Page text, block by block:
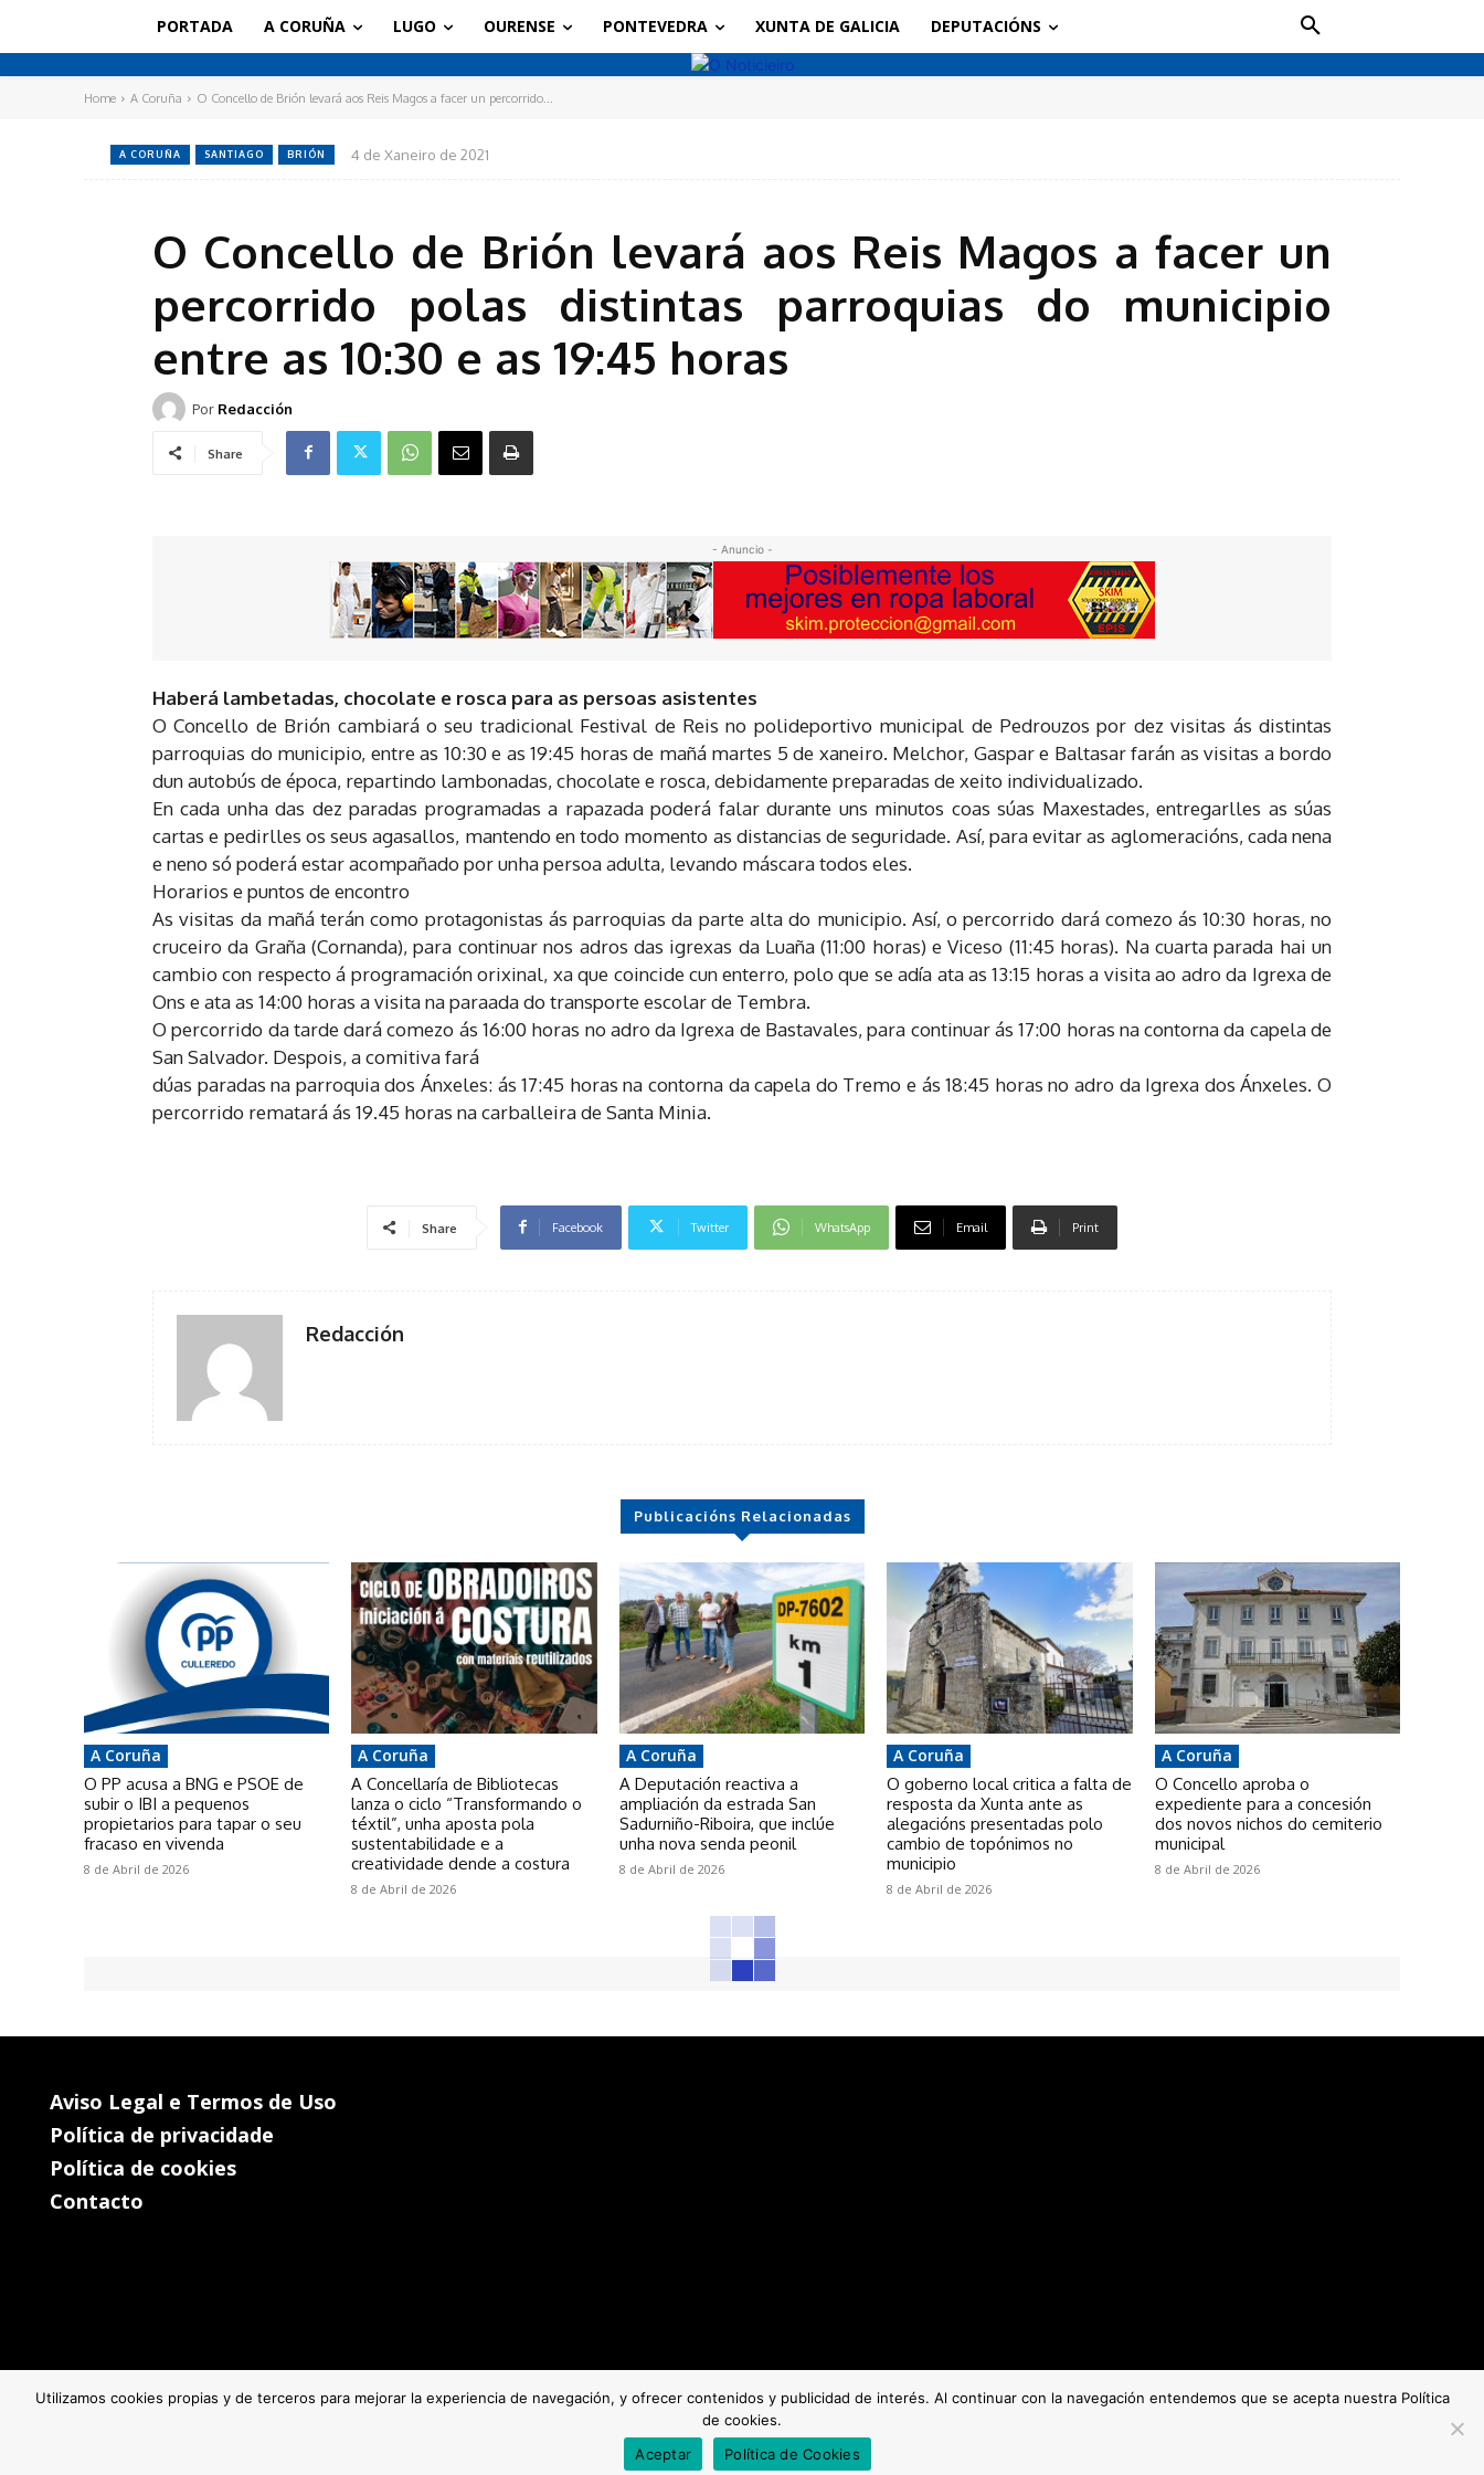
PORTADA A CORUÑA LUGO OURENSE PONTEVEDRA XUNTA DE GALICIA DEPUTACIÓNS
Home A Coruña O Concello de Brión levará aos Reis Magos a facer un percorrido...
A CORUÑA SANTIAGO BRIÓN 4 de Xaneiro de 2021
O Concello de Brión levará aos Reis Magos a facer un
percorrido polas distintas parroquias do municipio
entre as 10:30 e as 19:45 horas
Por Redacción
Share
- Anuncio -
Haberá lambetadas, chocolate e rosca para as persoas asistentes
O Concello de Brión cambiará o seu tradicional Festival de Reis no polideportivo municipal de Pedrouzos por dez visitas ás distintas
parroquias do municipio, entre as 10:30 e as 19:45 horas de mañá martes 5 de xaneiro. Melchor, Gaspar e Baltasar farán as visitas a bordo
dun autobús de época, repartindo lambonadas, chocolate e rosca, debidamente preparadas de xeito individualizado.
En cada unha das dez paradas programadas a rapazada poderá falar durante uns minutos coas súas Maxestades, entregarlles as súas
cartas e pedirlles os seus agasallos, mantendo en todo momento as distancias de seguridade. Así, para evitar as aglomeracións, cada nena
e neno só poderá estar acompañado por unha persoa adulta, levando máscara todos eles.
Horarios e puntos de encontro
As visitas da mañá terán como protagonistas ás parroquias da parte alta do municipio. Así, o percorrido dará comezo ás 10:30 horas, no
cruceiro da Graña (Cornanda), para continuar nos adros das igrexas da Luaña (11:00 horas) e Viceso (11:45 horas). Na cuarta parada hai un
cambio con respecto á programación orixinal, xa que coincide cun enterro, polo que se adía ata as 13:15 horas a visita ao adro da Igrexa de
Ons e ata as 14:00 horas a visita na paraada do transporte escolar de Tembra.
O percorrido da tarde dará comezo ás 16:00 horas no adro da Igrexa de Bastavales, para continuar ás 17:00 horas na contorna da capela de
San Salvador. Despois, a comitiva fará
dúas paradas na parroquia dos Ánxeles: ás 17:45 horas na contorna da capela do Tremo e ás 18:45 horas no adro da Igrexa dos Ánxeles. O
percorrido rematará ás 19.45 horas na carballeira de Santa Minia.
Share Facebook Twitter WhatsApp Email Print
Redacción
Publicacións Relacionadas
A Coruña
O PP acusa a BNG e PSOE de
subir o IBI a pequenos
propietarios para tapar o seu
fracaso en vivenda
8 de Abril de 2026
A Coruña
A Concellaría de Bibliotecas
lanza o ciclo “Transformando o
téxtil”, unha aposta pola
sustentabilidade e a
creatividade dende a costura
8 de Abril de 2026
A Coruña
A Deputación reactiva a
ampliación da estrada San
Sadurniño-Riboira, que inclúe
unha nova senda peonil
8 de Abril de 2026
A Coruña
O goberno local critica a falta de
resposta da Xunta ante as
alegacións presentadas polo
cambio de topónimos no
municipio
8 de Abril de 2026
A Coruña
O Concello aproba o
expediente para a concesión
dos novos nichos do cemiterio
municipal
8 de Abril de 2026
Aviso Legal e Termos de Uso
Política de privacidade
Política de cookies
Contacto
Utilizamos cookies propias y de terceros para mejorar la experiencia de navegación, y ofrecer contenidos y publicidad de interés. Al continuar con la navegación entendemos que se acepta nuestra Política
de cookies.
Aceptar
Política de Cookies